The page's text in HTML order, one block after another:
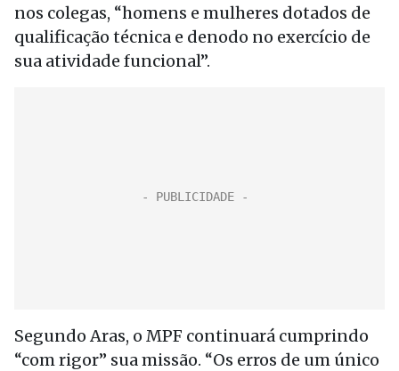
nos colegas, “homens e mulheres dotados de
qualificação técnica e denodo no exercício de
sua atividade funcional”.
Segundo Aras, o MPF continuará cumprindo
“com rigor” sua missão. “Os erros de um único